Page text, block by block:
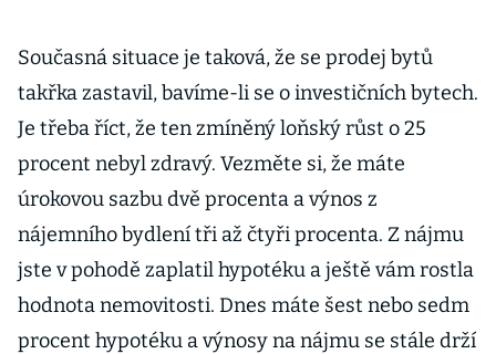
Současná situace je taková, že se prodej bytů
takřka zastavil, bavíme-li se o investičních bytech.
Je třeba říct, že ten zmíněný loňský růst o 25
procent nebyl zdravý. Vezměte si, že máte
úrokovou sazbu dvě procenta a výnos z
nájemního bydlení tři až čtyři procenta. Z nájmu
jste v pohodě zaplatil hypotéku a ještě vám rostla
hodnota nemovitosti. Dnes máte šest nebo sedm
procent hypotéku a výnosy na nájmu se stále drží